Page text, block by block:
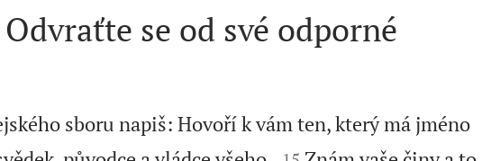
se od své odporné
sboru napiš: Hovoří k vám ten, který má jméno